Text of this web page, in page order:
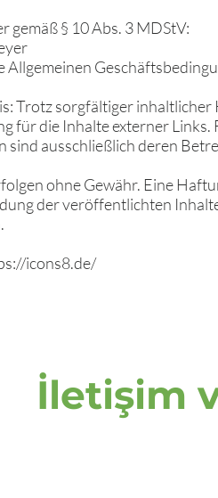
gemäß § 10 Abs. 3 MDStV:
Allgemeinen
Trotz sorgfältiger
für die Inhalte externer Links.
sind ausschließlich deren
ohne Gewähr. Eine
der veröffentlichten
icons8.de/
İletişim